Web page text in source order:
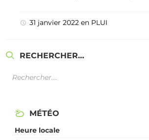
31 janvier 2022 en PLUI
RECHERCHER…
MÉTÉO
Heure locale